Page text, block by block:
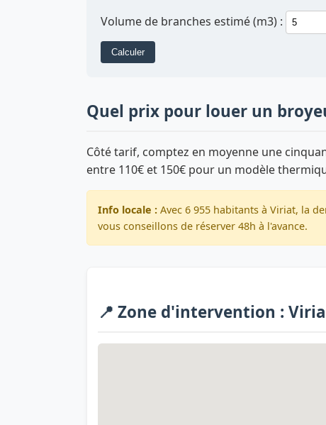
Volume de branches estimé (m3) :
Calculer
Quel prix pour louer un
Côté tarif, comptez en moyenne une
entre 110€ et 150€ pour un modèle
Info locale : Avec 6 955 habitants à Viriat, la
vous conseillons de réserver 48h à l'avance.
📍 Zone d'intervention :